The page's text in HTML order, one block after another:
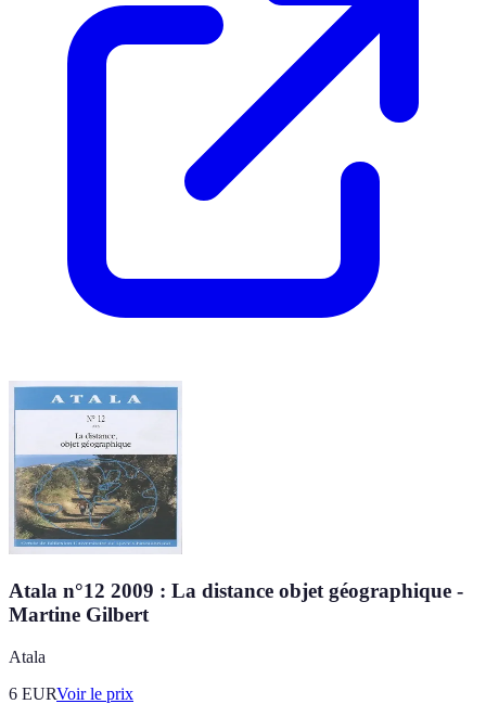
Atala n°12 2009 : La distance objet géographique -
Martine Gilbert
Atala
6 EURVoir le prix